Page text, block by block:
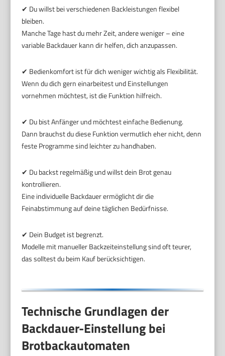
✔ Du willst bei verschiedenen Backleistungen flexibel
bleiben.
Manche Tage hast du mehr Zeit, andere weniger – eine
variable Backdauer kann dir helfen, dich anzupassen.
✔ Bedienkomfort ist für dich weniger wichtig als Flexibilität.
Wenn du dich gern einarbeitest und Einstellungen
vornehmen möchtest, ist die Funktion hilfreich.
✔ Du bist Anfänger und möchtest einfache Bedienung.
Dann brauchst du diese Funktion vermutlich eher nicht, denn
feste Programme sind leichter zu handhaben.
✔ Du backst regelmäßig und willst dein Brot genau
kontrollieren.
Eine individuelle Backdauer ermöglicht dir die
Feinabstimmung auf deine täglichen Bedürfnisse.
✔ Dein Budget ist begrenzt.
Modelle mit manueller Backzeiteinstellung sind oft teurer,
das solltest du beim Kauf berücksichtigen.
Technische Grundlagen der
Backdauer-Einstellung bei
Brotbackautomaten